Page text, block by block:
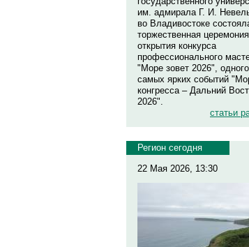
им. адмирала Г. И.
во Владивостоке
торжественная церемония
открытия конкурса
профессионального
"Море зовет 2026",
самых ярких событий
конгресса – Дальний
2026".
статьи
Регион сегодня
22 Мая 2026, 13:30